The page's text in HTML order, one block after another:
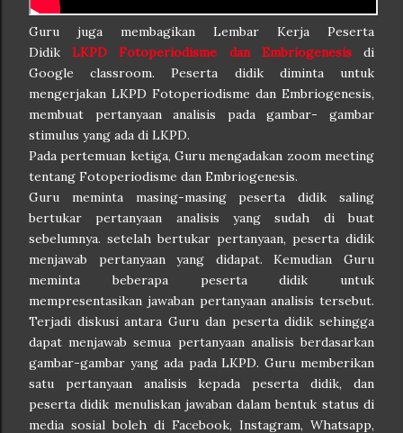
Guru juga membagikan Lembar Kerja Peserta
DidikLKPD Fotoperiodisme dan Embriogenesisdi
Google classroom. Peserta didik diminta untuk
mengerjakan LKPD Fotoperiodisme dan Embriogenesis,
membuat pertanyaan analisis pada gambar- gambar
stimulus yang ada di LKPD.
Pada pertemuan ketiga, Guru mengadakan zoom meeting
tentang Fotoperiodisme dan Embriogenesis.
Guru meminta masing-masing peserta didik saling
bertukar pertanyaan analisis yang sudah di buat
sebelumnya. setelah bertukar pertanyaan, peserta didik
menjawab pertanyaan yang didapat. Kemudian Guru
meminta beberapa peserta didik untuk
mempresentasikan jawaban pertanyaan analisis tersebut.
Terjadi diskusi antara Guru dan peserta didik sehingga
dapat menjawab semua pertanyaan analisis berdasarkan
gambar-gambar yang ada pada LKPD. Guru memberikan
satu pertanyaan analisis kepada peserta didik, dan
peserta didik menuliskan jawaban dalam bentuk status di
media sosial boleh di Facebook, Instagram, Whatsapp,